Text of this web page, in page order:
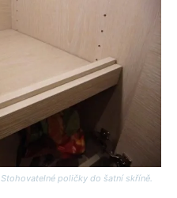
poličky do šatní skříně.